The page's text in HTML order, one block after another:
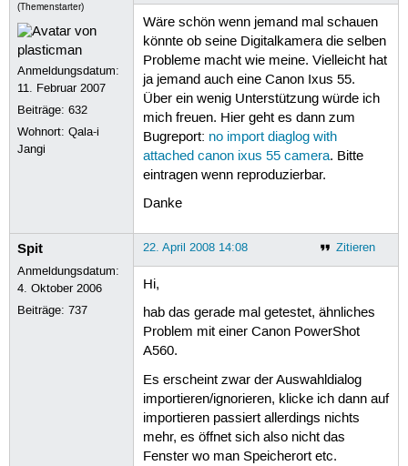
(Themenstarter)
Anmeldungsdatum:
11. Februar 2007
Beiträge:632
Wohnort: Qala-i
Jangi
Wäre schön wenn jemand mal schauen
könnte ob seine Digitalkamera die selben
Probleme macht wie meine. Vielleicht hat
ja jemand auch eine Canon Ixus 55.
Über ein wenig Unterstützung würde ich
mich freuen. Hier geht es dann zum
Bugreport: no import diaglog with
attached canon ixus 55 camera. Bitte
eintragen wenn reproduzierbar.
Danke
Spit
Anmeldungsdatum:
4. Oktober 2006
Beiträge:737
Zitieren
22. April 2008 14:08
Hi,
hab das gerade mal getestet, ähnliches
Problem mit einer Canon PowerShot
A560.
Es erscheint zwar der Auswahldialog
importieren/ignorieren, klicke ich dann auf
importieren passiert allerdings nichts
mehr, es öffnet sich also nicht das
Fenster wo man Speicherort etc.